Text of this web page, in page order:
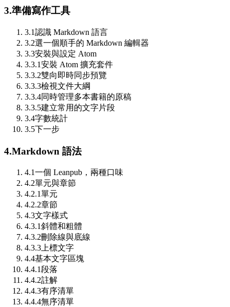
3.準備寫作工具
3.1認識 Markdown 語言
3.2選一個順手的 Markdown 編輯器
3.3安裝與設定 Atom
3.3.1安裝 Atom 擴充套件
3.3.2雙向即時同步預覽
3.3.3檢視文件大綱
3.3.4同時管理多本書籍的原稿
3.3.5建立常用的文字片段
3.4字數統計
3.5下一步
4.Markdown 語法
4.1一個 Leanpub，兩種口味
4.2單元與章節
4.2.1單元
4.2.2章節
4.3文字樣式
4.3.1斜體和粗體
4.3.2刪除線與底線
4.3.3上標文字
4.4基本文字區塊
4.4.1段落
4.4.2註解
4.4.3有序清單
4.4.4無序清單